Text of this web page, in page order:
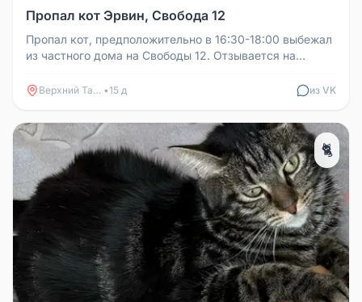
Пропал кот Эрвин, Свобода 12
Пропал кот, предположительно в 16:30-18:00 выбежал
из частного дома на Свободы 12. Отзывается на
Верхний Тагил •15 д из VK
🐈